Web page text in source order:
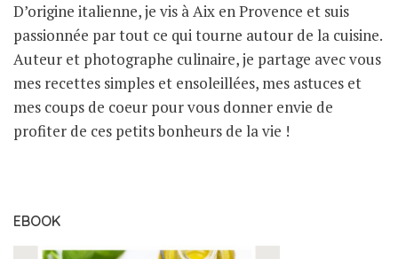
D’origine italienne, je vis à Aix en Provence et suis
passionnée par tout ce qui tourne autour de la cuisine.
Auteur et photographe culinaire, je partage avec vous
mes recettes simples et ensoleillées, mes astuces et
mes coups de coeur pour vous donner envie de
profiter de ces petits bonheurs de la vie !
EBOOK